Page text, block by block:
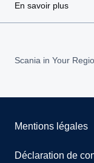
En savoir plus
Scania in Your
Mentions légales
Déclaration de